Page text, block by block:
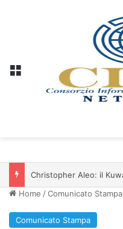
Home /Comunicato Stampa
Comunicato Stampa